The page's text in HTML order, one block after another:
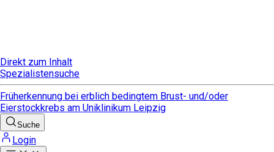
Direkt zum Inhalt
Spezialistensuche
Früherkennung bei erblich bedingtem Brust- und/oder
Eierstockkrebs am Uniklinikum Leipzig
Suche
Login